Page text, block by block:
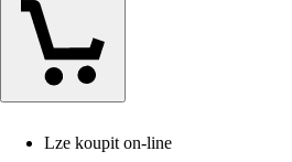
Lze koupit on-line